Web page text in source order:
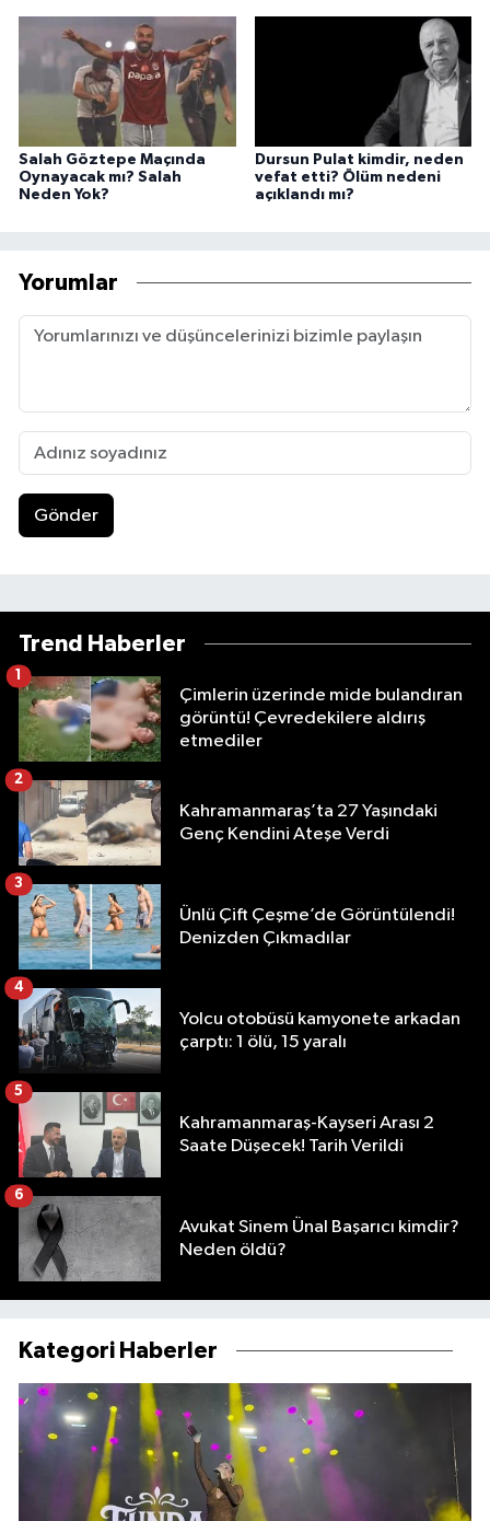
Salah Göztepe Maçında
Oynayacak mı? Salah
Neden Yok?
Dursun Pulat kimdir, neden
vefat etti? Ölüm nedeni
açıklandı mı?
Yorumlar
Gönder
Trend Haberler
Çimlerin üzerinde mide bulandıran
görüntü! Çevredekilere aldırış
etmediler
1
Kahramanmaraş’ta 27 Yaşındaki
Genç Kendini Ateşe Verdi
2
Ünlü Çift Çeşme’de Görüntülendi!
Denizden Çıkmadılar
3
Yolcu otobüsü kamyonete arkadan
çarptı: 1 ölü, 15 yaralı
4
Kahramanmaraş-Kayseri Arası 2
Saate Düşecek! Tarih Verildi
5
Avukat Sinem Ünal Başarıcı kimdir?
Neden öldü?
6
Kategori Haberler